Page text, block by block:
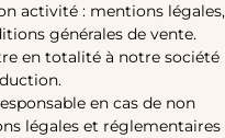
activité : mentions légales,
générales de vente.
en totalité à notre société
en cas de non
légales et réglementaires